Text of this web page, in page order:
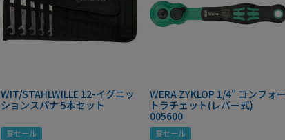
WIT/STAHLWILLE 12-イグニッ
ションスパナ 5本セット
夏セール
WERA ZYKLOP 1/4" コンフォー
トラチェット(レバー式)
005600
夏セール